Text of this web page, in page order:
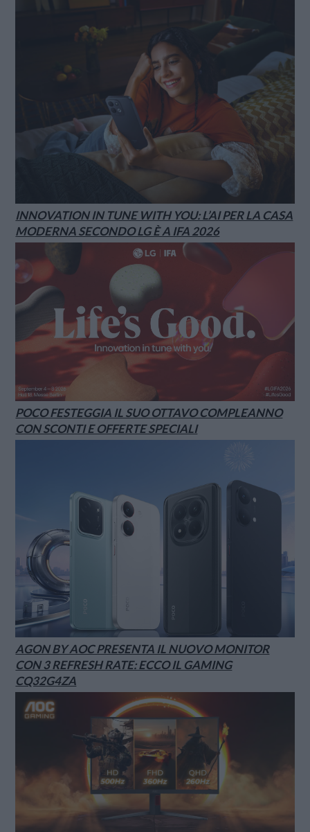
INNOVATION IN TUNE WITH YOU: L’AI PER LA CASA
MODERNA SECONDO LG È A IFA 2026
POCO FESTEGGIA IL SUO OTTAVO COMPLEANNO
CON SCONTI E OFFERTE SPECIALI
AGON BY AOC PRESENTA IL NUOVO MONITOR
CON 3 REFRESH RATE: ECCO IL GAMING
CQ32G4ZA